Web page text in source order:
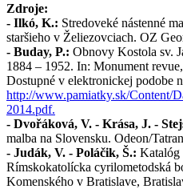
Zdroje:
- Ilkó, K.: Stredoveké nástenné
staršieho v Želiezovciach. OZ
- Buday, P.: Obnovy Kostola sv.
1884 – 1952. In: Monument
Dostupné v elektronickej podobe
http://www.pamiatky.sk/Content/
2014.pdf.
- Dvořáková, V. - Krása, J. -
malba na Slovensku. Odeon/
- Judák, V. - Poláčik, Š.: Katalóg
Rímskokatolícka cyrilometodská
Komenského v Bratislave,